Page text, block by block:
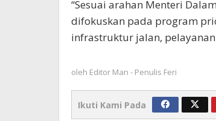
“Sesuai arahan Menteri
difokuskan pada program
infrastruktur jalan, pelayanan
oleh Editor Man - Penulis Feri
Ikuti Kami Pada